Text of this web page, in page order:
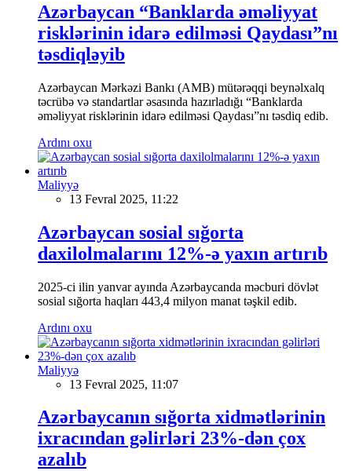
Azərbaycan “Banklarda əməliyyat
risklərinin idarə edilməsi Qaydası”nı
təsdiqləyib
Azərbaycan Mərkəzi Bankı (AMB) mütərəqqi beynəlxalq
təcrübə və standartlar əsasında hazırladığı “Banklarda
əməliyyat risklərinin idarə edilməsi Qaydası”nı təsdiq edib.
Ardını oxu
Maliyyə
13 Fevral 2025, 11:22
Azərbaycan sosial sığorta
daxilolmalarını 12%-ə yaxın artırıb
2025-ci ilin yanvar ayında Azərbaycanda məcburi dövlət
sosial sığorta haqları 443,4 milyon manat təşkil edib.
Ardını oxu
Maliyyə
13 Fevral 2025, 11:07
Azərbaycanın sığorta xidmətlərinin
ixracından gəlirləri 23%-dən çox
azalıb